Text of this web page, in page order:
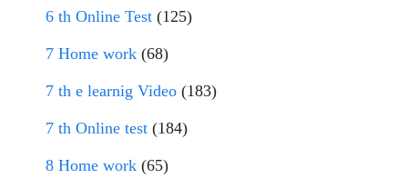
6 th Online Test (125)
7 Home work (68)
7 th e learnig Video (183)
7 th Online test (184)
8 Home work (65)